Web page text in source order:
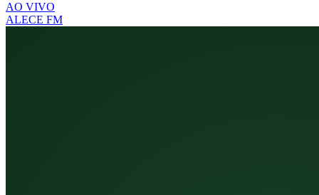
AO VIVO
ALECE FM